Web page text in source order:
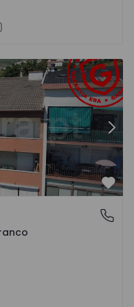
e Canhoso - 1497806 -